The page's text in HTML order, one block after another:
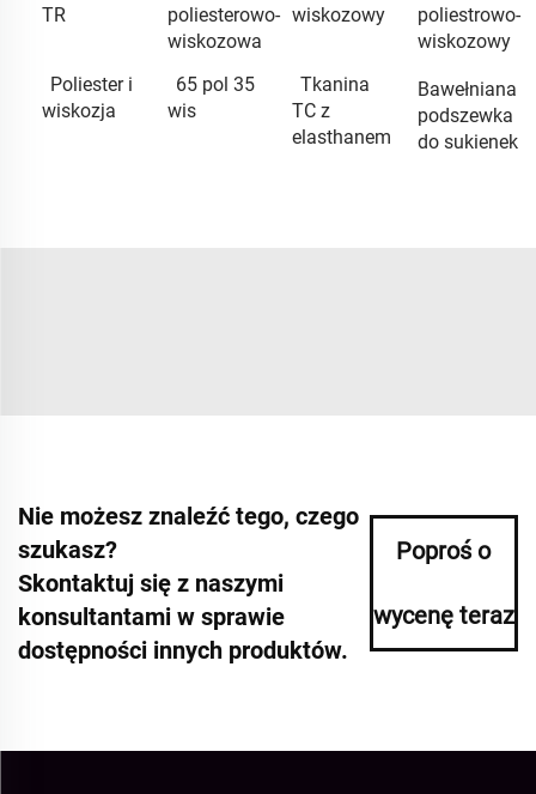
TR
poliesterowo-
wiskozowa
wiskozowy
poliestrowo-
wiskozowy
Poliester i
wiskozja
65 pol 35
wis
Tkanina
TC z
elasthanem
Bawełniana
podszewka
do sukienek
Nie możesz znaleźć tego, czego
szukasz?
Skontaktuj się z naszymi
konsultantami w sprawie
dostępności innych produktów.
Poproś o
wycenę teraz